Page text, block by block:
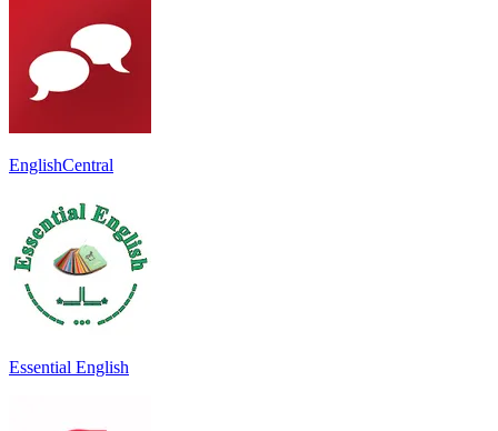
EnglishCentral
Essential English